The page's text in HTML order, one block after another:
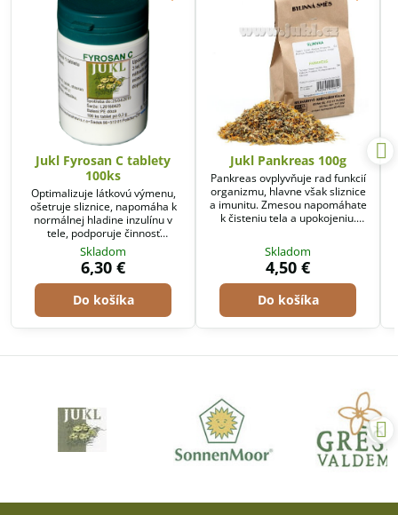
Jukl Fyrosan C tablety
100ks
Optimalizuje látkovú výmenu,
ošetruje sliznice, napomáha k
normálnej hladine inzulínu v
tele, podporuje činnosť
pankreasu.
Skladom
6,30 €
Do košíka
Jukl Pankreas 100g
Pankreas ovplyvňuje rad funkcií
organizmu, hlavne však sliznice
a imunitu. Zmesou napomáhate
k čisteniu tela a upokojeniu.
štiav.
Skladom
4,50 €
Do košíka